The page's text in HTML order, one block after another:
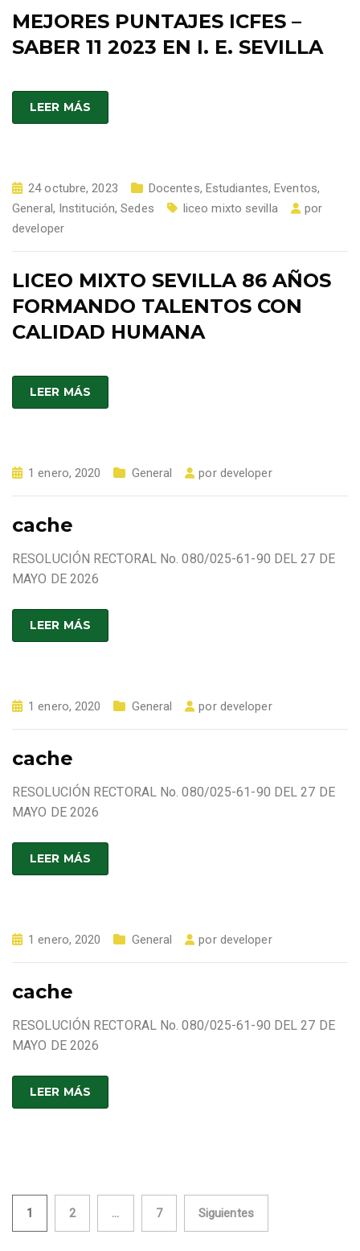
MEJORES PUNTAJES ICFES –
SABER 11 2023 EN I. E. SEVILLA
LEER MÁS
24 octubre, 2023 Docentes, Estudiantes,Eventos,
General, Institución,Sedes liceo mixto sevilla
por
developer
LICEO MIXTO SEVILLA 86 AÑOS
FORMANDO TALENTOS CON
CALIDAD HUMANA
LEER MÁS
1 enero, 2020 General por developer
cache
RESOLUCIÓN RECTORAL No. 080/025-61-90 DEL 27 DE
MAYO DE 2026
LEER MÁS
1 enero, 2020 General por developer
cache
RESOLUCIÓN RECTORAL No. 080/025-61-90 DEL 27 DE
MAYO DE 2026
LEER MÁS
1 enero, 2020 General por developer
cache
RESOLUCIÓN RECTORAL No. 080/025-61-90 DEL 27 DE
MAYO DE 2026
LEER MÁS
Paginación
1 2 … 7 Siguientes